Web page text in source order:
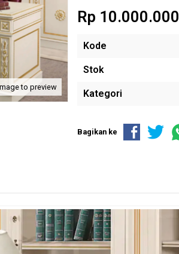
to preview
Rp 10.000.000
Kode
Stok
Kategori
Bagikan ke